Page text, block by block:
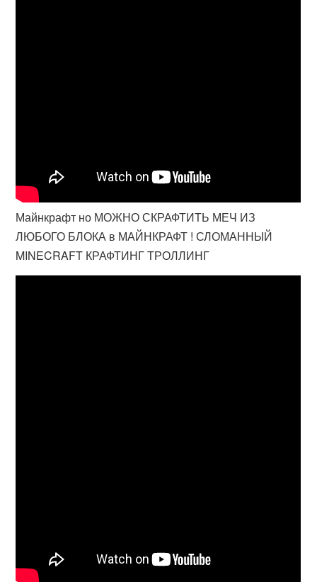
Майнкрафт но МОЖНО СКРАФТИТЬ МЕЧ ИЗ
ЛЮБОГО БЛОКА в МАЙНКРАФТ ! СЛОМАННЫЙ
MINECRAFT КРАФТИНГ ТРОЛЛИНГ